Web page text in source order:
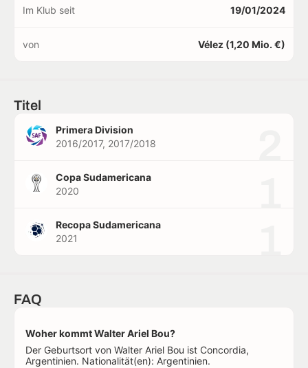
Im Klub seit 19/01/2024
von Vélez (1,20 Mio. €)
Titel
Primera Division
2016/2017, 2017/2018
Copa Sudamericana
2020
Recopa Sudamericana
2021
FAQ
Woher kommt Walter Ariel Bou?
Der Geburtsort von Walter Ariel Bou ist Concordia,
Argentinien. Nationalität(en): Argentinien.